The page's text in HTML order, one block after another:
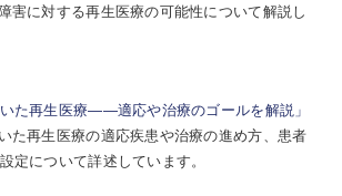
害に対する再生医療の可能性について解説し
いた再生医療――適応や治療のゴールを解説」​
た再生医療の適応疾患や治療の進め方、患者
定について詳述しています。